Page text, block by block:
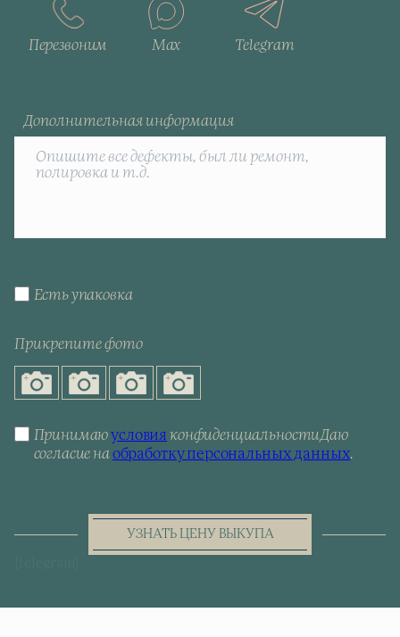
Перезвоним Max Telegram
Дополнительная информация
Есть упаковка
Прикрепите фото
Принимаюусловия конфиденциальностиДаю
согласие наобработку персональных данных.
УЗНАТЬ ЦЕНУ ВЫКУПА